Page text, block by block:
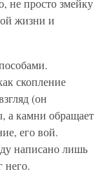
не просто змейку
жизни и
скопление
(он
а камни обращает
его вой.
написано лишь
него.